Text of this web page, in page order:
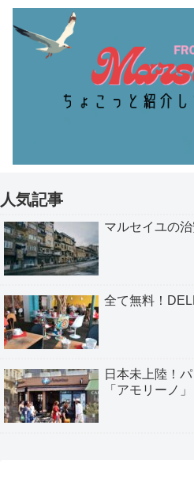
人気記事
マルセイユの
全て無料！
日本未上陸！
「アモリーノ」